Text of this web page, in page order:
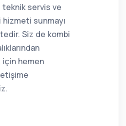
servis ve
sunmayı
Siz de kombi
için hemen